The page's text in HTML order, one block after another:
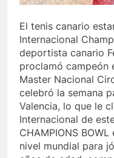
El tenis canario
Internacional
deportista canario
proclamó campeón
Master Nacional
celebró la semana
Valencia, lo que le
Internacional de
CHAMPIONS
nivel mundial para